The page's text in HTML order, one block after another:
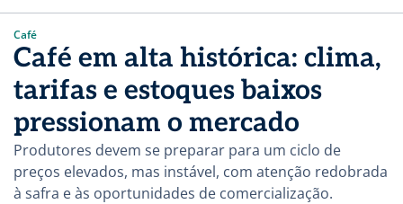
Café
Café em alta histórica: clima,
tarifas e estoques baixos
pressionam o mercado
Produtores devem se preparar para um ciclo de
preços elevados, mas instável, com atenção redobrada
à safra e às oportunidades de comercialização.